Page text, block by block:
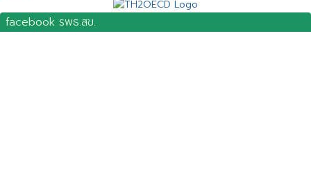
facebook รพธ.สข.